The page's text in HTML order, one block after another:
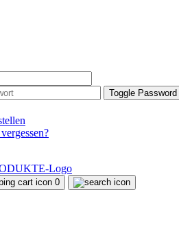
Toggle
0